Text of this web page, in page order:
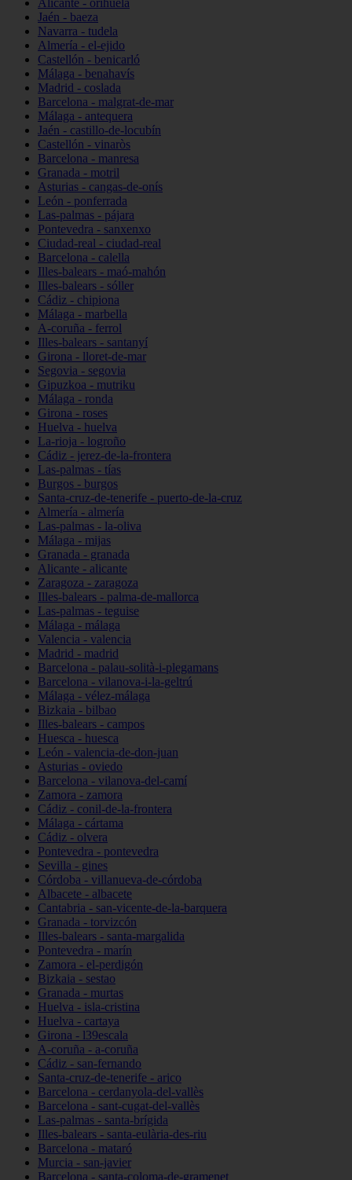
Alicante - orihuela
Jaén - baeza
Navarra - tudela
Almería - el-ejido
Castellón - benicarló
Málaga - benahavís
Madrid - coslada
Barcelona - malgrat-de-mar
Málaga - antequera
Jaén - castillo-de-locubín
Castellón - vinaròs
Barcelona - manresa
Granada - motril
Asturias - cangas-de-onís
León - ponferrada
Las-palmas - pájara
Pontevedra - sanxenxo
Ciudad-real - ciudad-real
Barcelona - calella
Illes-balears - maó-mahón
Illes-balears - sóller
Cádiz - chipiona
Málaga - marbella
A-coruña - ferrol
Illes-balears - santanyí
Girona - lloret-de-mar
Segovia - segovia
Gipuzkoa - mutriku
Málaga - ronda
Girona - roses
Huelva - huelva
La-rioja - logroño
Cádiz - jerez-de-la-frontera
Las-palmas - tías
Burgos - burgos
Santa-cruz-de-tenerife - puerto-de-la-cruz
Almería - almería
Las-palmas - la-oliva
Málaga - mijas
Granada - granada
Alicante - alicante
Zaragoza - zaragoza
Illes-balears - palma-de-mallorca
Las-palmas - teguise
Málaga - málaga
Valencia - valencia
Madrid - madrid
Barcelona - palau-solità-i-plegamans
Barcelona - vilanova-i-la-geltrú
Málaga - vélez-málaga
Bizkaia - bilbao
Illes-balears - campos
Huesca - huesca
León - valencia-de-don-juan
Asturias - oviedo
Barcelona - vilanova-del-camí
Zamora - zamora
Cádiz - conil-de-la-frontera
Málaga - cártama
Cádiz - olvera
Pontevedra - pontevedra
Sevilla - gines
Córdoba - villanueva-de-córdoba
Albacete - albacete
Cantabria - san-vicente-de-la-barquera
Granada - torvizcón
Illes-balears - santa-margalida
Pontevedra - marín
Zamora - el-perdigón
Bizkaia - sestao
Granada - murtas
Huelva - isla-cristina
Huelva - cartaya
Girona - l39escala
A-coruña - a-coruña
Cádiz - san-fernando
Santa-cruz-de-tenerife - arico
Barcelona - cerdanyola-del-vallès
Barcelona - sant-cugat-del-vallès
Las-palmas - santa-brígida
Illes-balears - santa-eulària-des-riu
Barcelona - mataró
Murcia - san-javier
Barcelona - santa-coloma-de-gramenet